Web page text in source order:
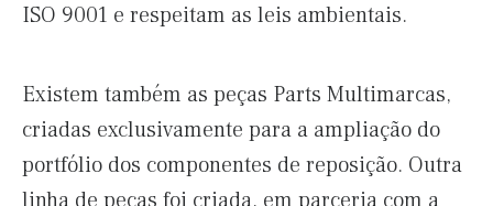
ISO 9001 e respeitam as leis ambientais.
Existem também as peças Parts Multimarcas,
criadas exclusivamente para a ampliação do
portfólio dos componentes de reposição. Outra